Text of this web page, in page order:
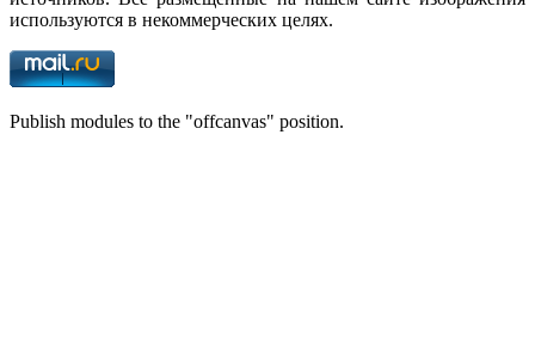
используются в некоммерческих целях.
Publish modules to the "offcanvas" position.